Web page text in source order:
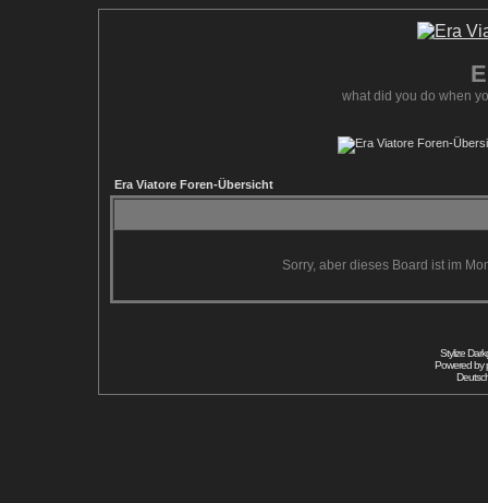
what did you do when
Era Viatore Foren-Übersicht
Sorry, aber dieses Board ist im
Stylize
Powered by